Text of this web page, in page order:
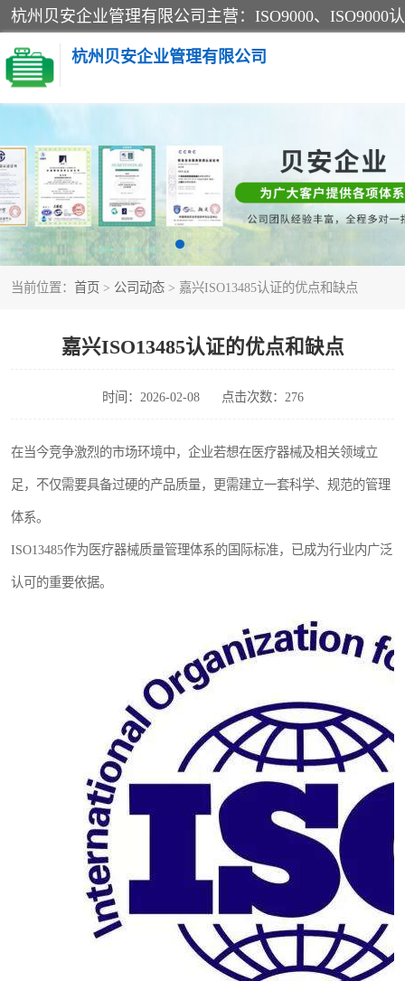
杭州贝安企业管理有限公司
当前位置： 首页 > 公司动态 > 嘉兴ISO13485认证的优点和缺点
嘉兴ISO13485认证的优点和缺点
时间：2026-02-08 点击次数：276
在当今竞争激烈的市场环境中，企业若想在医疗器械及相关领域立
足，不仅需要具备过硬的产品质量，更需建立一套科学、规范的管理
体系。
ISO13485作为医疗器械质量管理体系的国际标准，已成为行业内广泛
认可的重要依据。
CE认证
SA认证
OHSAS18001认证
45001认证